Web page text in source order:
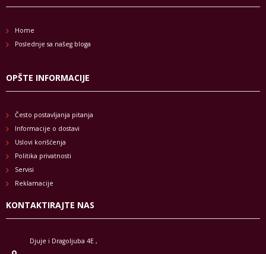
Home
Poslednje sa našeg bloga
OPŠTE INFORMACIJE
Često postavljanja pitanja
Informacije o dostavi
Uslovi korišćenja
Politika privatnosti
Servisi
Reklamacije
KONTAKTIRAJTE NAS
Djuje i Dragoljuba 4E ,